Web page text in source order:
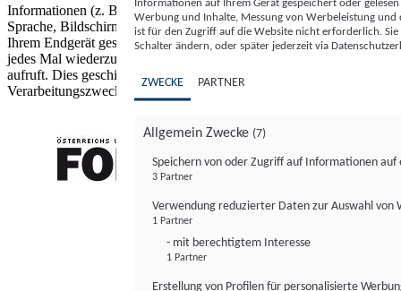
Informationen (z. B. Browsertyp und Browserinformationen,
Sprache, Bildschirmgröße, unterstützte Technologien usw.) auf
Ihrem Endgerät gespeichert oder von dort ausgelesen werden, um es
jedes Mal wiederzuerkennen, wenn es eine App oder einer Webseite
aufruft. Dies geschieht für einen oder mehrere der hier aufgeführten
Verarbeitungszwecke.
Informationen auf Ihrem Gerät gespeichert oder
Werbung und Inhalte, Messung von Werbeleistung
ist für den Zugriff auf die Website nicht erforderlich.
Schalter ändern, oder später jederzeit via
ZWECKE PARTNER
Allgemein Zwecke (7)
Speichern von oder Zugriff auf Informationen auf
3 Partner
Verwendung reduzierter Daten zur Auswahl von
1 Partner
- mit berechtigtem Interesse
1 Partner
Erstellung von Profilen für personalisierte
FONDS professionell